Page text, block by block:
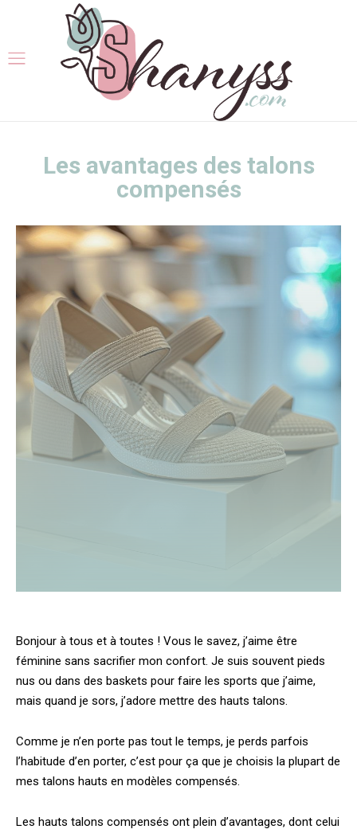
Les avantages des talons
compensés
Bonjour à tous et à toutes ! Vous le savez, j’aime être
féminine sans sacrifier mon confort. Je suis souvent pieds
nus ou dans des baskets pour faire les sports que j’aime,
mais quand je sors, j’adore mettre des hauts talons.
Comme je n’en porte pas tout le temps, je perds parfois
l’habitude d’en porter, c’est pour ça que je choisis la plupart de
mes talons hauts en modèles compensés.
Les hauts talons compensés ont plein d’avantages, dont celui